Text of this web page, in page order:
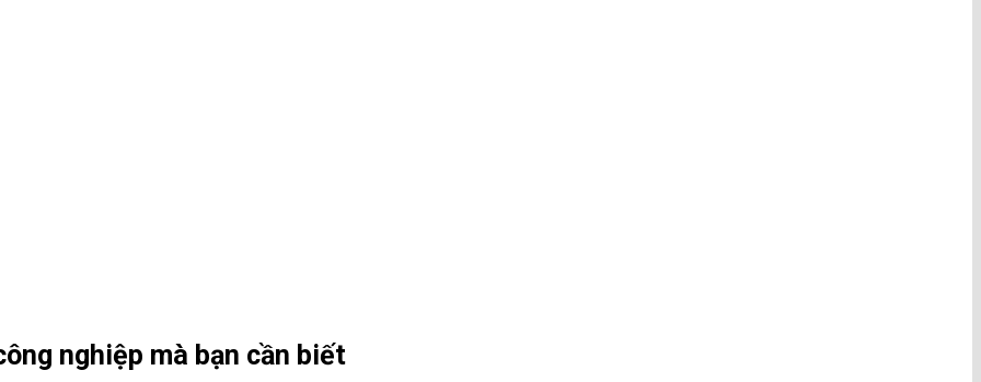
nghiệp mà bạn cần biết